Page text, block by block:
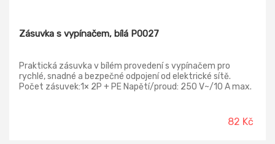
Zásuvka s vypínačem, bílá P0027
Praktická zásuvka v bílém provedení s vypínačem pro
rychlé, snadné a bezpečné odpojení od elektrické sítě.
Počet zásuvek:1× 2P + PE Napětí/proud: 250 V~/10 A max.
82 Kč